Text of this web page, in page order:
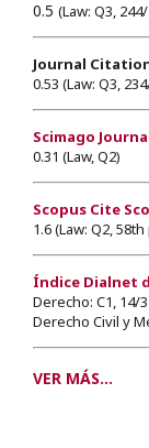
0.5 (Law: Q3,
Journal
0.53 (Law: Q3,
Scimago
0.31 (Law, Q2)
Scopus Cite
1.6 (Law: Q2,
Índice Dialnet
Derecho: C1, 14/
Derecho Civil y
VER MÁS...